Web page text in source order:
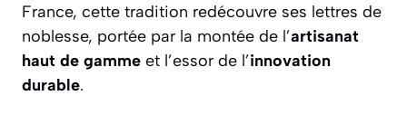
France, cette tradition redécouvre ses lettres de
noblesse, portée par la montée de l’artisanat
haut de gamme et l’essor de l’innovation
durable.